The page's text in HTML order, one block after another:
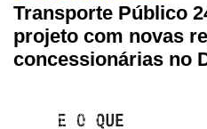
Transporte Público
projeto com novas
concessionárias no